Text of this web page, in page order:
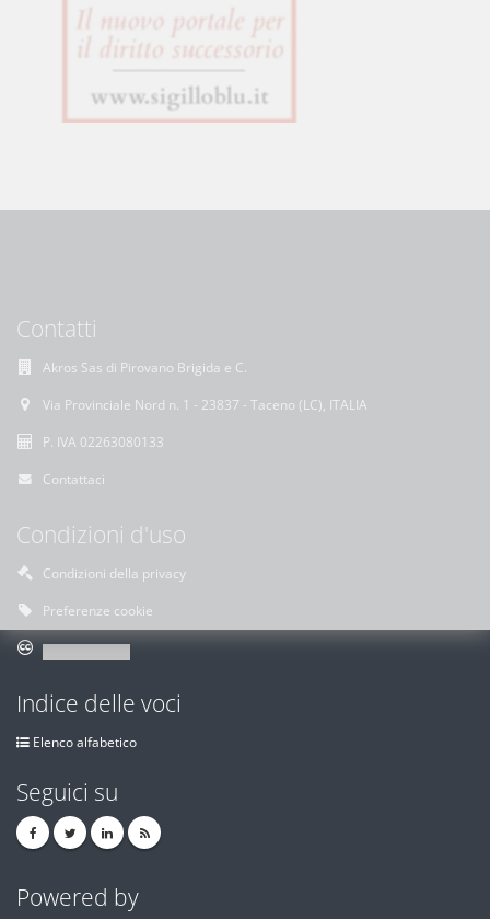
Contatti
Akros Sas di Pirovano Brigida e C.
Via Provinciale Nord n. 1 - 23837 - Taceno (LC), ITALIA
P. IVA 02263080133
Contattaci
Condizioni d'uso
Condizioni della privacy
Preferenze cookie
Indice delle voci
Elenco alfabetico
Seguici su
Powered by